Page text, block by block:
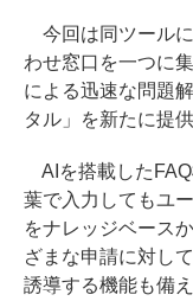
今回は同ツール
わせ窓口を一つに
による迅速な問題
タル」を新たに提供
AIを搭載した
葉で入力してもユ
をナレッジベース
ざまな申請に対し
誘導する機能も備